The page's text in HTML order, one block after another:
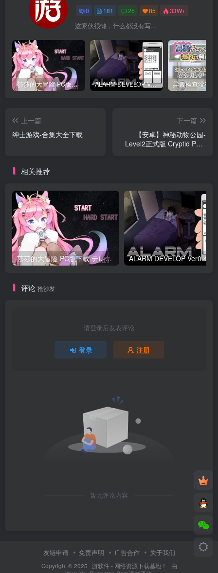
0 181 25 85 33W+
这家伙很懒，什么都没有写...
莎莎的大冒险 PC版下载 テレサちゃんミニゲーム! 莎莎あどべんちゃー ALARM DEVELOP Ver0.4 双端PC+JOI模拟器 深夜躲避继母手机聊天
上一篇
绅士游戏-合集大全下载
下一篇
【安卓】神秘动物公园-
Level2正式版 Cryptid Park
相关推荐
莎莎的大冒险 PC版下载 テレサちゃんミニゲーム! 莎莎あどべんちゃー
评论 抢沙发
请登录后发表评论
登录 注册
暂无评论内容
友链申请 免责声明 广告合作 关于我们
Copyright © 2025 · 游软件 - 网络资源下载基地！ · 由